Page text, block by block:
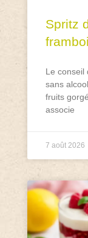
Spritz
Le conseil
sans
fruits
associe
7 août 2026